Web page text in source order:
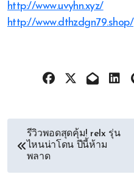
http://www.uvyhn.xyz/
http://www.dthzdgn79.shop/
รีวิวพอดสุดคุ้ม! relx รุ่น
ไหนน่าโดน ปีนี้ห้าม
พลาด